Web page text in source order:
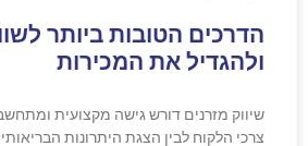
הדרכים הטובות ביותר
ולהגדיל את המכירות
שיווק מזרנים דורש גישה מקצועית
צרכי הלקוח לבין הצגת היתרונות